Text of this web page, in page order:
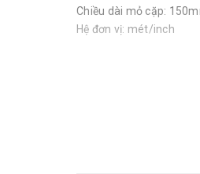
Chiều dài mỏ cặp:
Hệ đơn vị: mét/inch